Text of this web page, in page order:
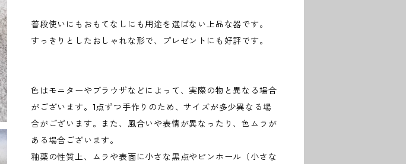
普段使いにもおもてなしにも用途を選ばない上品な器です。
すっきりとしたおしゃれな形で、プレゼントにも好評です。
色はモニターやブラウザなどによって、実際の物と異なる場合
がございます。1点ずつ手作りのため、サイズが多少異なる場
合がございます。また、風合いや表情が異なったり、色ムラが
ある場合ございます。
釉薬の性質上、ムラや表面に小さな黒点やピンホール（小さな